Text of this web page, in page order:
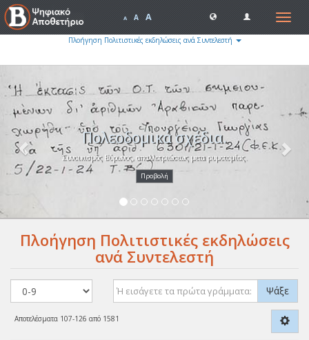
Toggle
A A A
Πλοήγηση Πολιτιστικές εκδηλώσεις ανά Συντελεστή
Πολεοδομικά σχέδια.
Συνοικισμός Βύρωνος, απαλλοτριώσεως μετα ρυμοτομίας.
Προβολή
Πλοήγηση Πολιτιστικές εκδηλώσεις
ανά Συντελεστή
Ψάξε
Αποτελέσματα 107-126 από 1581